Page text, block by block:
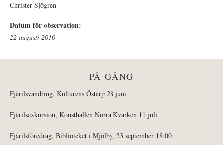
Christer Sjögren
Datum för observation:
22 augusti 2010
PÅ GÅNG
Fjärilsvandring, Kulturens Östarp 28 juni
Fjärilsexkursion, Konsthallen Norra Kvarken 11 juli
Fjärilsföredrag, Biblioteket i Mjölby, 23 september 18:00